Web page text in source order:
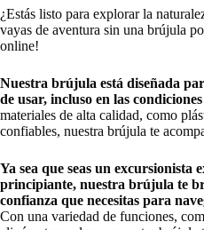
¿Estás listo para explorar la
vayas de aventura sin una brújula
online!
Nuestra brújula está diseñada
de usar, incluso en las
materiales de alta calidad, como
confiables, nuestra brújula te
Ya sea que seas un excursionista
principiante, nuestra brújula te
confianza que necesitas para
Con una variedad de funciones,